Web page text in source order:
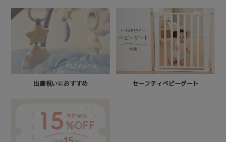
出産祝いにおすすめ セーフティベビーゲート